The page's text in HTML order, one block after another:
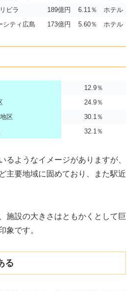
ビラ 189億円 6.11％
ホテル
シティ広島 173億円 5.60％ ホテル
12.9％
24.9％
区
30.1％
32.1％
るようなイメージがありますが、
主要地域に固めており、また駅近
施設の大きさはともかくとして巨
象です。
る